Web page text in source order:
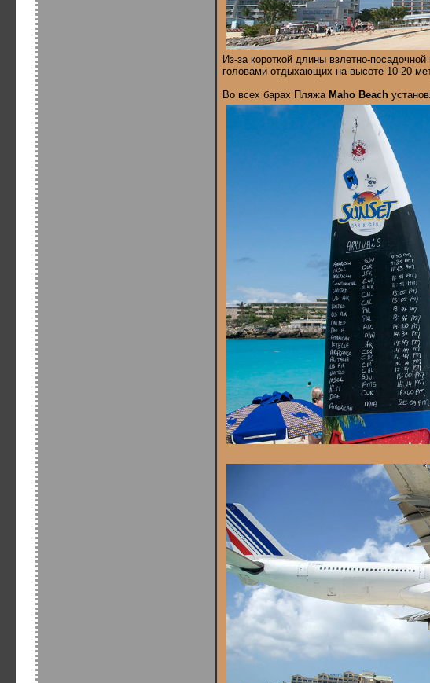
Из-за короткой длины взлетно-
головами отдыхающих на высоте 10-20
Во всех барах Пляжа Maho Beach